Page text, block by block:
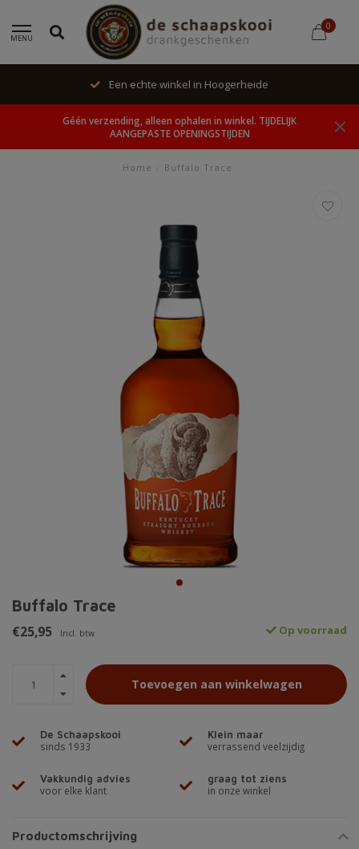
MENU
0
Een echte winkel in Hoogerheide
Géén verzending, alleen ophalen in winkel. TIJDELIJK
AANGEPASTE OPENINGSTIJDEN
Home Buffalo Trace
Buffalo Trace
€25,95 Incl. btw Op voorraad
Toevoegen aan winkelwagen
De Schaapskooi
sinds 1933
Klein maar
verrassend veelzijdig
Vakkundig advies
voor elke klant
graag tot ziens
in onze winkel
Productomschrijving